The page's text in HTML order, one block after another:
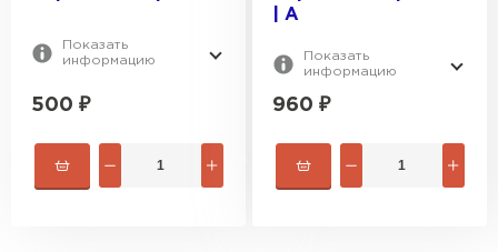
Показать
информацию
500 ₽
| A
Показать
информацию
960 ₽